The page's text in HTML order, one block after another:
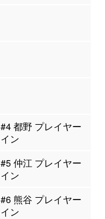
#4 都野 プレイヤー
イン
#5 仲江 プレイヤー
イン
#6 熊谷 プレイヤー
イン